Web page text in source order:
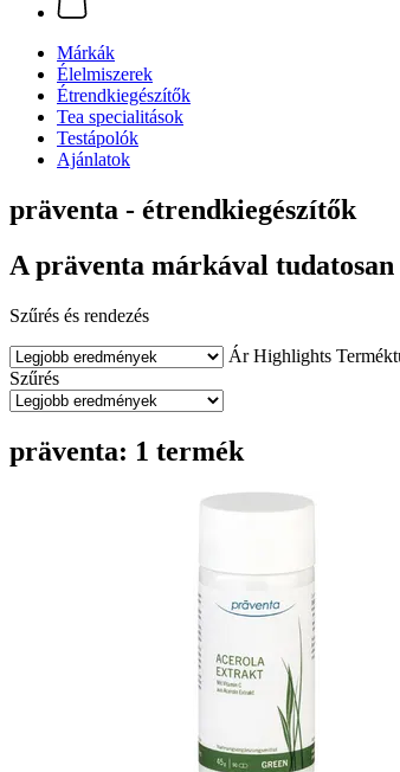
Márkák
Élelmiszerek
Étrendkiegészítők
Tea specialitások
Testápolók
Ajánlatok
präventa - étrendkiegészítők
A präventa márkával tudatosan
Szűrés és rendezés
Ár Highlights
Szűrés
präventa: 1 termék